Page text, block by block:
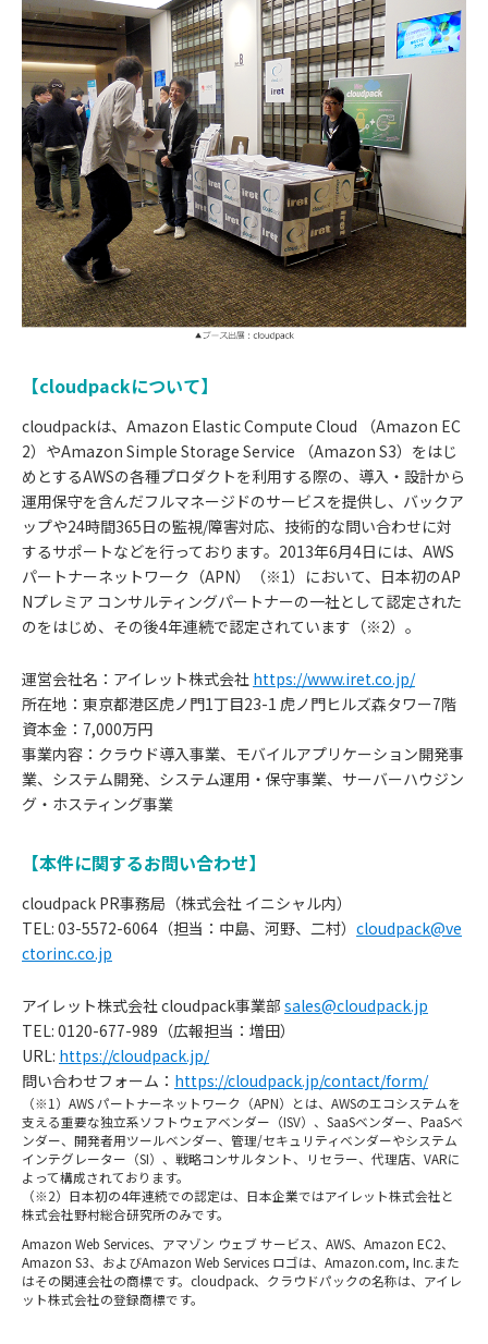
【cloudpackについて】
cloudpackは、Amazon Elastic Compute Cloud （Amazon EC
2）やAmazon Simple Storage Service （Amazon S3）をはじ
めとするAWSの各種プロダクトを利用する際の、導入・設計から
運用保守を含んだフルマネージドのサービスを提供し、バックア
ップや24時間365日の監視/障害対応、技術的な問い合わせに対
するサポートなどを行っております。2013年6月4日には、AWS
パートナーネットワーク（APN）（※1）において、日本初のAP
Nプレミア コンサルティングパートナーの一社として認定された
のをはじめ、その後4年連続で認定されています（※2）。
運営会社名：アイレット株式会社 https://www.iret.co.jp/
所在地：東京都港区虎ノ門1丁目23-1 虎ノ門ヒルズ森タワー7階
資本金：7,000万円
事業内容：クラウド導入事業、モバイルアプリケーション開発事
業、システム開発、システム運用・保守事業、サーバーハウジン
グ・ホスティング事業
【本件に関するお問い合わせ】
cloudpack PR事務局（株式会社 イニシャル内）
TEL: 03-5572-6064（担当：中島、河野、二村） cloudpack@ve
ctorinc.co.jp
アイレット株式会社 cloudpack事業部 sales@cloudpack.jp
TEL: 0120-677-989（広報担当：増田）
URL: https://cloudpack.jp/
問い合わせフォーム： https://cloudpack.jp/contact/form/
（※1）AWS パートナーネットワーク（APN）とは、AWSのエコシステムを
支える重要な独立系ソフトウェアベンダー（ISV）、SaaSベンダー、PaaSベ
ンダー、開発者用ツールベンダー、管理/セキュリティベンダーやシステム
インテグレーター（SI）、戦略コンサルタント、リセラー、代理店、VARに
よって構成されております。
（※2）日本初の4年連続での認定は、日本企業ではアイレット株式会社と
株式会社野村総合研究所のみです。
Amazon Web Services、アマゾン ウェブ サービス、AWS、Amazon EC2、
Amazon S3、およびAmazon Web Services ロゴは、Amazon.com, Inc.また
はその関連会社の商標です。cloudpack、クラウドパックの名称は、アイレ
ット株式会社の登録商標です。
知